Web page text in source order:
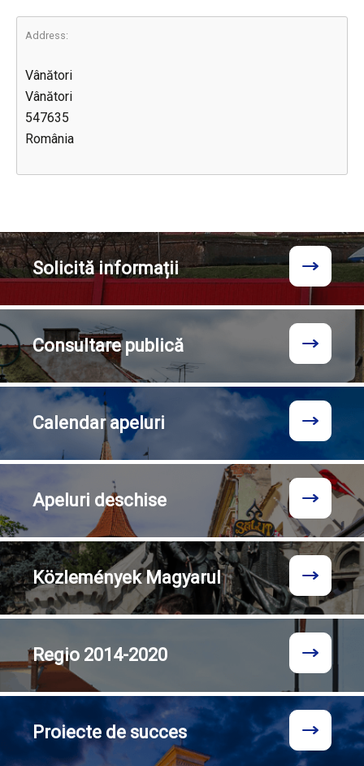
Address:
Vânători
Vânători
547635
România
Solicităinformații
Consultarepublică
Calendarapeluri
Apeluri deschise
KözleményekMagyarul
Regio 2014-2020
Proiecte de succes